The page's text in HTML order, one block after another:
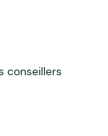
conseillers